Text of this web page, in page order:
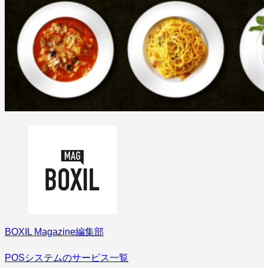
BOXIL Magazine編集部
POSシステムのサービス一覧